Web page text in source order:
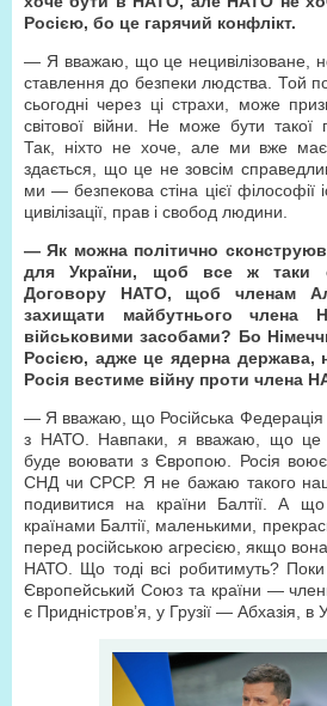
Росією, бо це гарячий конфлікт.
— Я вважаю, що це нецивілізоване,
ставлення до безпеки людства. Той
сьогодні через ці страхи, може
світової війни. Не може бути такої
Так, ніхто не хоче, але ми вже
здається, що це не зовсім
ми — безпекова стіна цієї філософії
цивілізації, прав і свобод людини.
— Як можна політично
для України, щоб все ж таки
Договору НАТО, щоб членам
захищати майбутнього
військовими засобами? Бо
Росією, адже це ядерна держава,
Росія вестиме війну проти члена
— Я вважаю, що Російська Федерація
з НАТО. Навпаки, я вважаю, що це
буде воювати з Європою. Росія
СНД чи СРСР. Я не бажаю такого
подивитися на країни Балтії. А
країнами Балтії, маленькими,
перед російською агресією, якщо
НАТО. Що тоді всі робитимуть?
Європейський Союз та країни —
є Придністров’я, у Грузії — Абхазія, в